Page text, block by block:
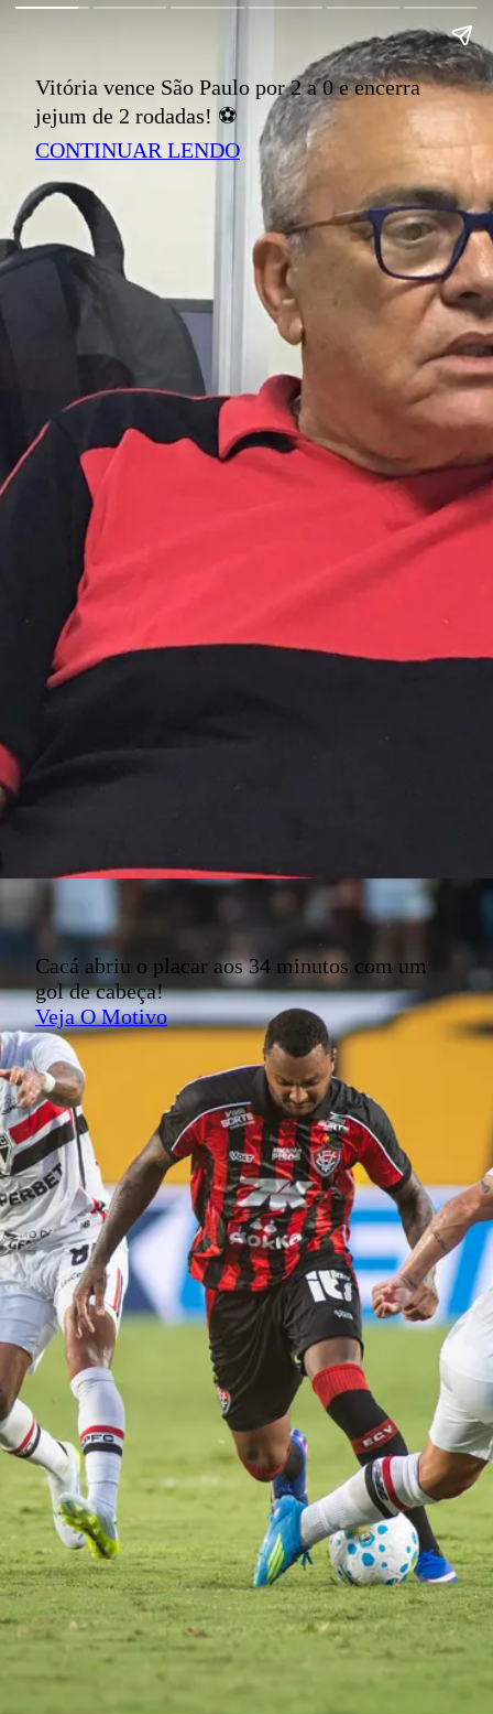
Vitória vence São Paulo por 2 a 0 e encerra
jejum de 2 rodadas! ⚽️
CONTINUAR LENDO
Cacá abriu o placar aos 34 minutos com um
gol de cabeça!
Veja O Motivo